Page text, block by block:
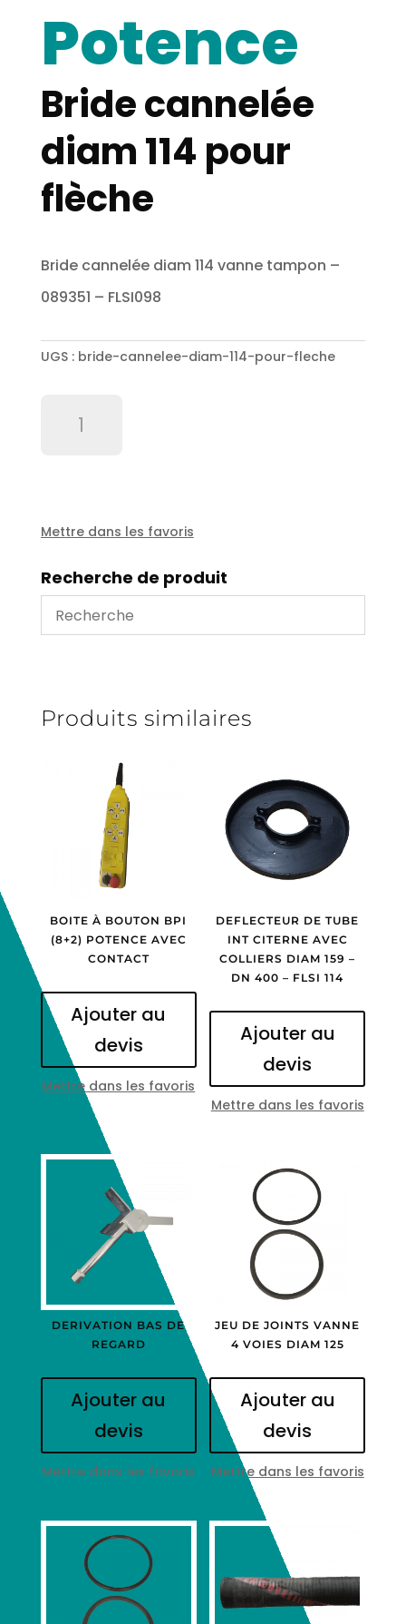
Potence
Bride cannelée
diam 114 pour
flèche
Bride cannelée diam 114 vanne tampon –
089351 – FLSI098
UGS : bride-cannelee-diam-114-pour-fleche
pour
Mettre dans les favoris
Recherche de produit
Produits similaires
BOITE À BOUTON BPI
(8+2) POTENCE AVEC
CONTACT
Ajouter au
devis
Mettre dans les favoris
DEFLECTEUR DE TUBE
INT CITERNE AVEC
COLLIERS DIAM 159 –
DN 400 – FLSI 114
Ajouter au
devis
Mettre dans les favoris
DERIVATION BAS DE
REGARD
Ajouter au
devis
Mettre dans les favoris
JEU DE JOINTS VANNE
4 VOIES DIAM 125
Ajouter au
devis
Mettre dans les favoris